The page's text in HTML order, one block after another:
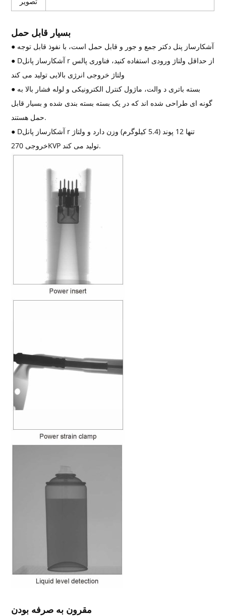
بسیار قابل حمل
● آشکارساز پنل دکتر جمع و جور و قابل حمل است، با نفوذ قابل توجه
● D آشکارساز پانل r از حداقل ولتاژ ورودی استفاده کنید، فناوری پالس
ولتاژ خروجی انرژی بالایی تولید می کند
● بسته باتری د والت، ماژول کنترل الکترونیکی و لوله فشار بالا به
گونه ای طراحی شده اند که در یک بسته بسته بندی شده و بسیار قابل
حمل هستند.
● D آشکارساز پانل r
خروجی 270KVP تولید می کند.
مقرون به صرفه بودن